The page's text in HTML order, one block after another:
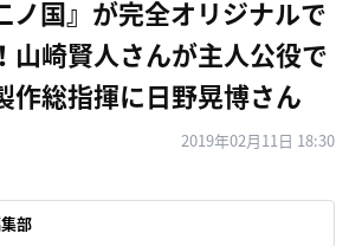
ノ国』が完全オリジナルで
山崎賢人さんが主人公役で
作総指揮に日野晃博さん
2019年02月11日 18:30
部